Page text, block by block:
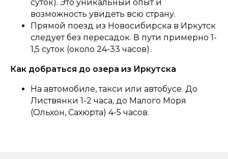
суток). Это уникальный опыт и
возможность увидеть всю страну.
Прямой поезд из Новосибирска в Иркутск
следует без пересадок. В пути примерно 1-
1,5 суток (около 24-33 часов).
Как добраться до озера из Иркутска
На автомобиле, такси или автобусе. До
Листвянки 1-2 часа, до Малого Моря
(Ольхон, Сахюрта) 4-5 часов.